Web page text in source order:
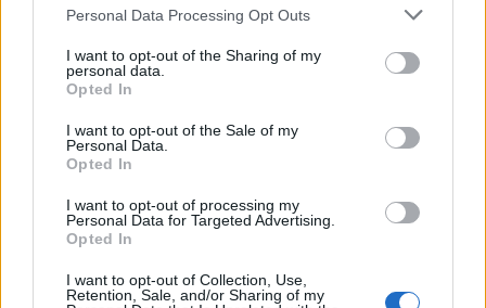
Please note that this website/app uses one or more Google
not limited to your visit or usage behaviour. You may click to
grant or deny consent to Google and its third-party tags to
use your data for below specified purposes in below Google
consent section.
Personal Data Processing Opt Outs
I want to opt-out of the Sharing of my
personal data.
Opted In
I want to opt-out of the Sale of my
Personal Data.
Opted In
I want to opt-out of processing my
Personal Data for Targeted Advertising.
Opted In
I want to opt-out of Collection, Use,
Retention, Sale, and/or Sharing of my